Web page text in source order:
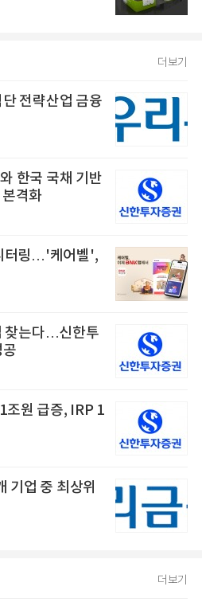
더보기
전략산업 금융
한국 국채 기반
격화
터링…'케어벨',
찾는다…신한투
조원 급증, IRP 1
기업 중 최상위
더보기